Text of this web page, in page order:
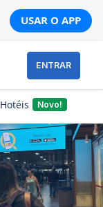
USAR O APP
ENTRAR
Hotéis Novo!